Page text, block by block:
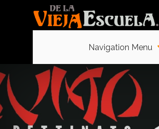
Navigation Menu